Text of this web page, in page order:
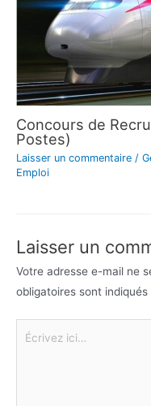
Concours de
Postes)
Laisser un commentaire /
Emploi
Laisser un
Votre adresse e-mail ne
obligatoires sont indiqués